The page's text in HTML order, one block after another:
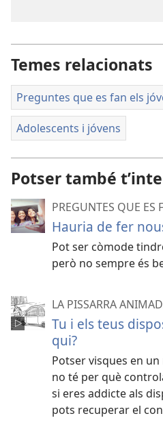
Temes relacionats
Preguntes que es fan els
Adolescents i jóvens
Potser també
PREGUNTES QUE ES
Hauria de fer
Pot ser còmode
però no sempre és
LA PISSARRA
Tu i els teus
qui?
Potser visques en
no té per què
si eres addicte als
pots recuperar el